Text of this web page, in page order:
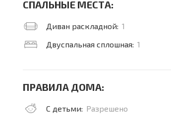
СПАЛЬНЫЕ МЕСТА:
Диван раскладной: 1
Двуспальная сплошная: 1
ПРАВИЛА ДОМА:
С детьми: Разрешено